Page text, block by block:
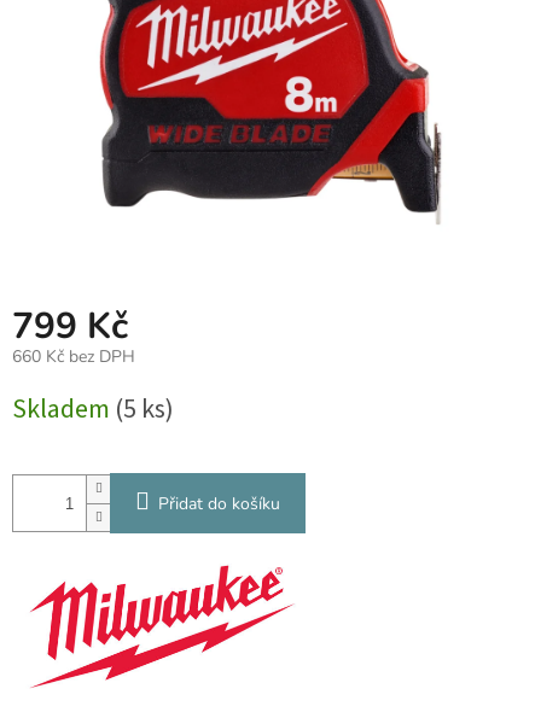
799 Kč
660 Kč bez DPH
cena:
Skladem (5 ks)
Přidat do košíku